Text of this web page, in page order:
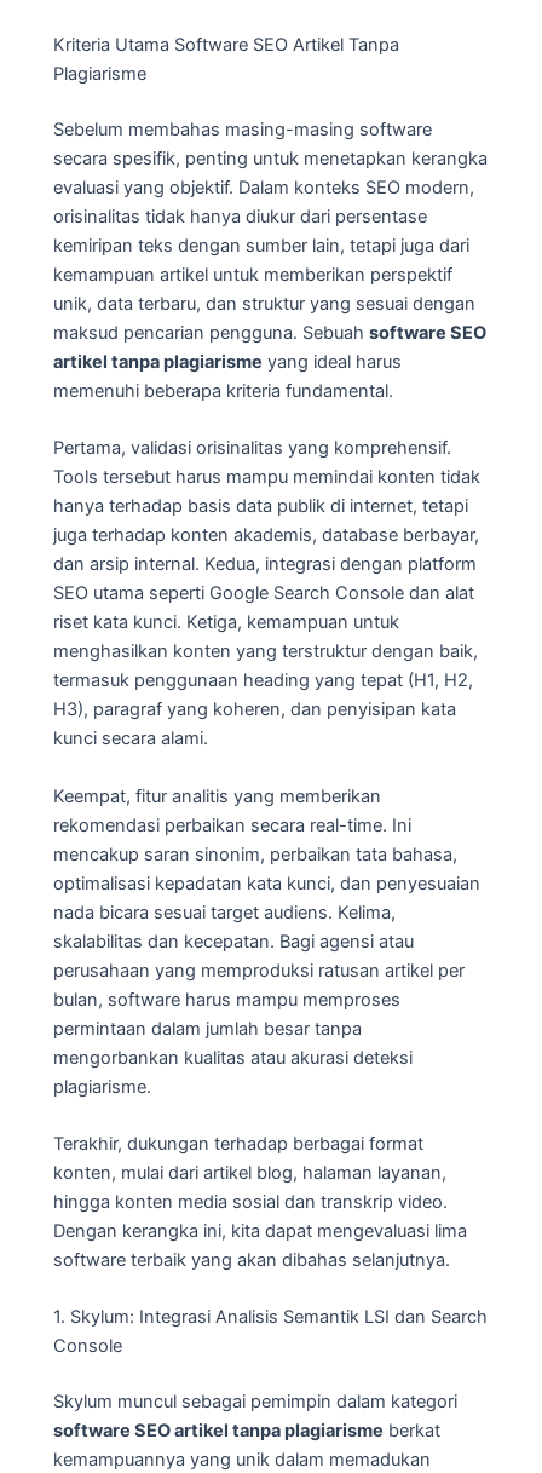
Kriteria Utama Software SEO Artikel Tanpa
Plagiarisme
Sebelum membahas masing-masing software
secara spesifik, penting untuk menetapkan kerangka
evaluasi yang objektif. Dalam konteks SEO modern,
orisinalitas tidak hanya diukur dari persentase
kemiripan teks dengan sumber lain, tetapi juga dari
kemampuan artikel untuk memberikan perspektif
unik, data terbaru, dan struktur yang sesuai dengan
maksud pencarian pengguna. Sebuah software SEO
artikel tanpa plagiarisme yang ideal harus
memenuhi beberapa kriteria fundamental.
Pertama, validasi orisinalitas yang komprehensif.
Tools tersebut harus mampu memindai konten tidak
hanya terhadap basis data publik di internet, tetapi
juga terhadap konten akademis, database berbayar,
dan arsip internal. Kedua, integrasi dengan platform
SEO utama seperti Google Search Console dan alat
riset kata kunci. Ketiga, kemampuan untuk
menghasilkan konten yang terstruktur dengan baik,
termasuk penggunaan heading yang tepat (H1, H2,
H3), paragraf yang koheren, dan penyisipan kata
kunci secara alami.
Keempat, fitur analitis yang memberikan
rekomendasi perbaikan secara real-time. Ini
mencakup saran sinonim, perbaikan tata bahasa,
optimalisasi kepadatan kata kunci, dan penyesuaian
nada bicara sesuai target audiens. Kelima,
skalabilitas dan kecepatan. Bagi agensi atau
perusahaan yang memproduksi ratusan artikel per
bulan, software harus mampu memproses
permintaan dalam jumlah besar tanpa
mengorbankan kualitas atau akurasi deteksi
plagiarisme.
Terakhir, dukungan terhadap berbagai format
konten, mulai dari artikel blog, halaman layanan,
hingga konten media sosial dan transkrip video.
Dengan kerangka ini, kita dapat mengevaluasi lima
software terbaik yang akan dibahas selanjutnya.
1. Skylum: Integrasi Analisis Semantik LSI dan Search
Console
Skylum muncul sebagai pemimpin dalam kategori
software SEO artikel tanpa plagiarisme berkat
kemampuannya yang unik dalam memadukan